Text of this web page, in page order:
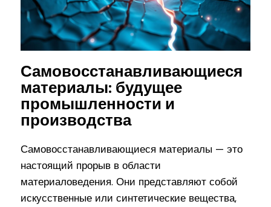
Самовосстанавливающиеся
материалы: будущее
промышленности и
производства
Самовосстанавливающиеся материалы — это
настоящий прорыв в области
материаловедения. Они представляют собой
искусственные или синтетические вещества,